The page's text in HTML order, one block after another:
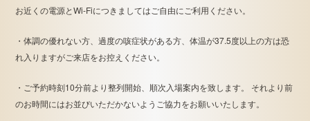
お近くの電源とWi-Fiにつきましてはご自由にご利用ください。
・体調の優れない方、過度の咳症状がある方、体温が37.5度以上の方は恐
れ入りますがご来店をお控えください。
・ご予約時刻10分前より整列開始、順次入場案内を致します。 それより前
のお時間にはお並びいただかないようご協力をお願いいたします。